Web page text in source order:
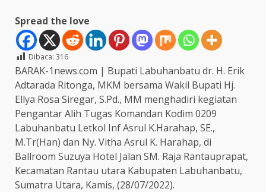
Spread the love
Dibaca: 316
BARAK-1news.com | Bupati Labuhanbatu dr. H. Erik
Adtarada Ritonga, MKM bersama Wakil Bupati Hj.
Ellya Rosa Siregar, S.Pd., MM menghadiri kegiatan
Pengantar Alih Tugas Komandan Kodim 0209
Labuhanbatu Letkol Inf Asrul K.Harahap, SE.,
M.Tr(Han) dan Ny. Vitha Asrul K. Harahap, di
Ballroom Suzuya Hotel Jalan SM. Raja Rantauprapat,
Kecamatan Rantau utara Kabupaten Labuhanbatu,
Sumatra Utara, Kamis, (28/07/2022).